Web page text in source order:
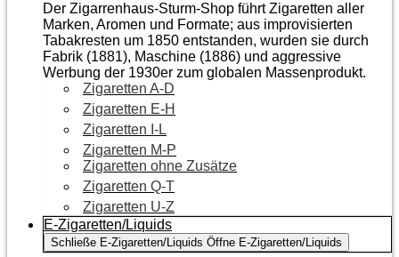
Der Zigarrenhaus-Sturm-Shop führt Zigaretten aller
Marken, Aromen und Formate; aus improvisierten
Tabakresten um 1850 entstanden, wurden sie durch
Fabrik (1881), Maschine (1886) und aggressive
Werbung der 1930er zum globalen Massenprodukt.
Zigaretten A-D
Zigaretten E-H
Zigaretten I-L
Zigaretten M-P
Zigaretten ohne Zusätze
Zigaretten Q-T
Zigaretten U-Z
E-Zigaretten/Liquids
Schließe E-Zigaretten/Liquids Öffne E-Zigaretten/Liquids